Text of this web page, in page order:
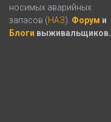
носимых аварийных
запасов (НАЗ). Форум и
Блоги выживальщиков.